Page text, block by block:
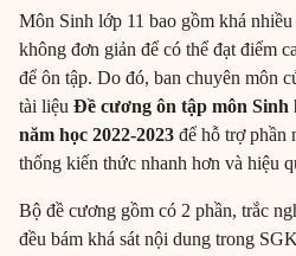
Môn Sinh lớp 11 bao gồm khá
không đơn giản để có thể đạt điểm
để ôn tập. Do đó, ban chuyên môn
tài liệu Đề cương ôn tập môn Sinh
năm học 2022-2023 để hỗ trợ phần
thống kiến thức nhanh hơn và hiệu
Bộ đề cương gồm có 2 phần, trắc
đều bám khá sát nội dung trong